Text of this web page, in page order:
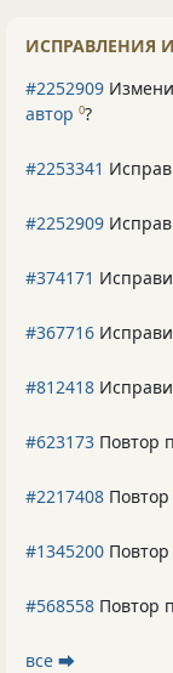
ИСПРАВЛЕНИЯ
#2252909
автор 0?
#2253341
#2252909
#374171
#367716
#812418
#623173 Повтор
#2217408
#1345200
#568558 Повтор
все ⮕